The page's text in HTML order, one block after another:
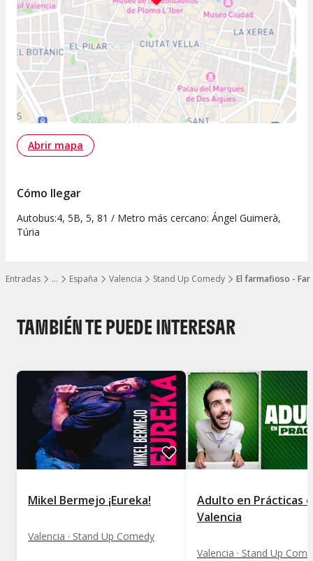
…
Mostrar todos los niveles
Entradas España Valencia Stand Up Comedy El farmafioso -
Abrir mapa
Cómo llegar
Autobus:4, 5B, 5, 81 / Metro más cercano: Ángel Guimerà,
Túria
TAMBIÉN TE PUEDE INTERESAR
Mikel Bermejo ¡Eureka!
Valencia · Stand Up Comedy
Adulto en Prácticas
Valencia
Valencia · Stand Up